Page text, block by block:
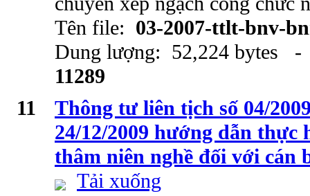
Tên file: 03-2007-ttlt-bnv-
Dung lượng: 52,224 bytes
11289
11
Thông tư liên tịch số 04/
24/12/2009 hướng dẫn thực
thâm niên nghề đối với cán
Tải xuống